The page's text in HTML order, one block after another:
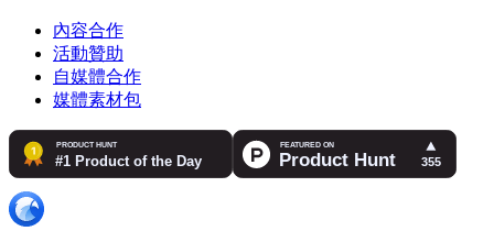
內容合作
活動贊助
自媒體合作
媒體素材包